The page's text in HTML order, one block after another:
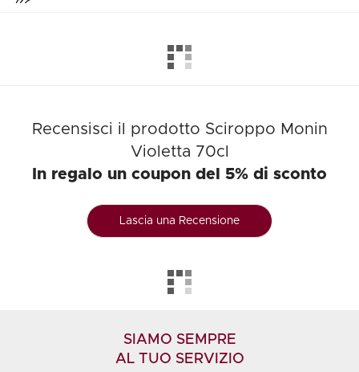
Recensisci il prodotto Sciroppo Monin
Violetta 70cl
In regalo un coupon del 5% di sconto
Lascia una Recensione
SIAMO SEMPRE
AL TUO SERVIZIO